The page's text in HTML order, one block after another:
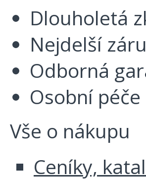
Dlouholetá
Nejdelší
Odborná
Osobní
Vše o nákupu
Ceníky,